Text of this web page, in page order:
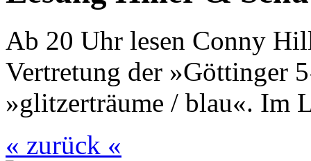
Ab 20 Uhr lesen Conny
Vertretung der »Göttinger
»glitzerträume / blau«. Im
« zurück «